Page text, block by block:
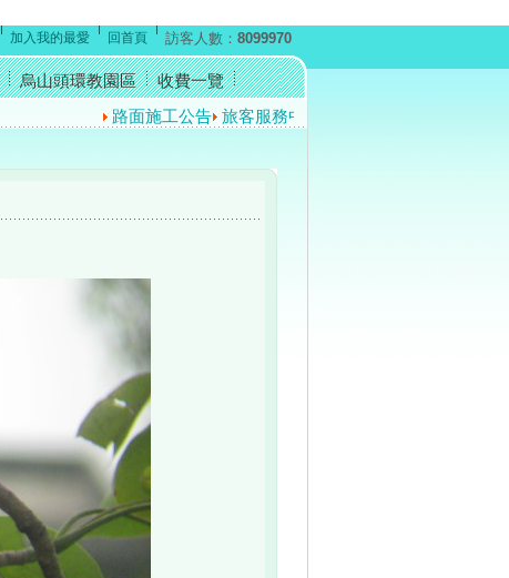
加入我的最愛 回首頁 訪客人數： 8099970
烏山頭環教園區
收費一覽
路面施工公告 旅客服務中心暫停開放公告